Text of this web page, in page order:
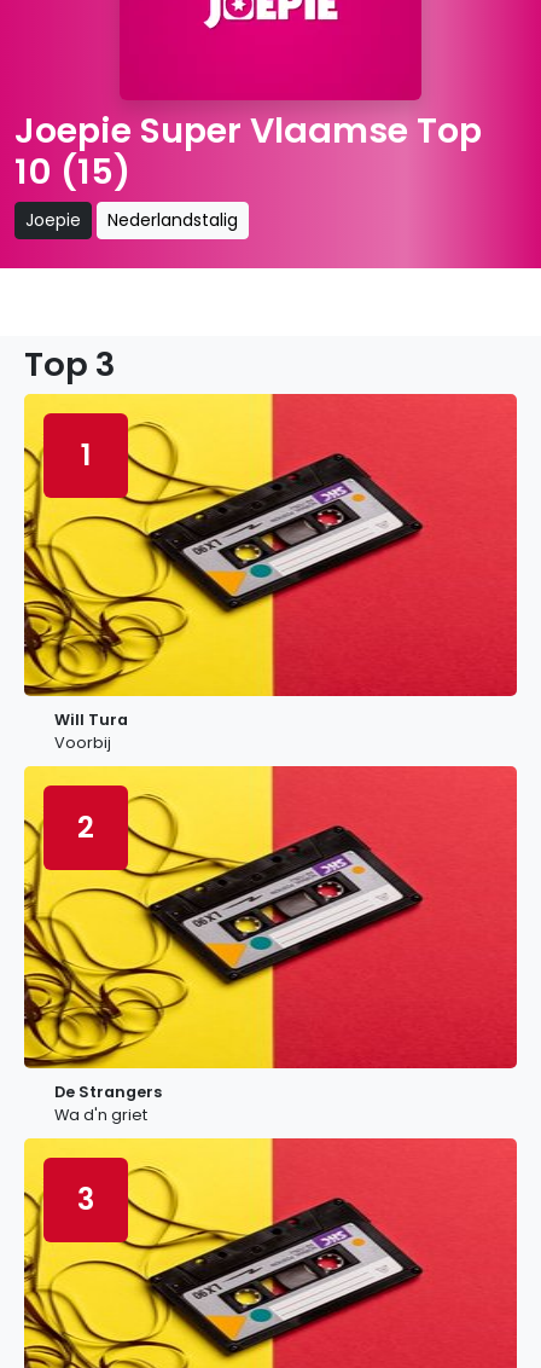
Joepie Super Vlaamse Top
10 (15)
Joepie Nederlandstalig
Top 3
1
Will Tura
Voorbij
2
De Strangers
Wa d'n griet
3